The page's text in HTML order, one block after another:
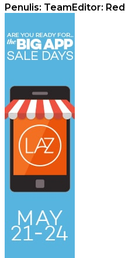
Penulis: TeamEditor: